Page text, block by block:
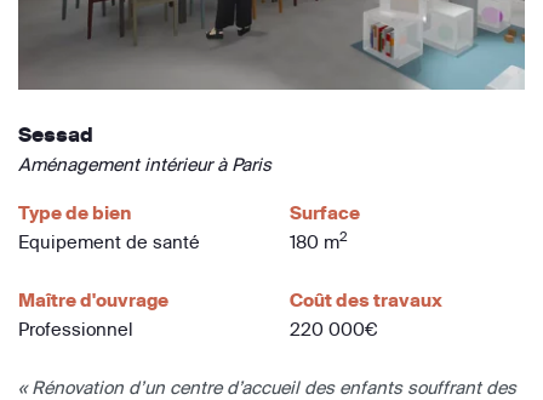
Sessad
Aménagement intérieur à Paris
Type de bien
Equipement de santé
Surface
180 m2
Maître d'ouvrage
Professionnel
Coût des travaux
220 000€
« Rénovation d’un centre d’accueil des enfants souffrant des